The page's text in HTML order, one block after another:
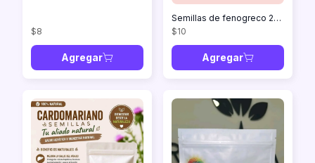
$8
Agregar
Semillas de fenogreco 200g
$10
Agregar